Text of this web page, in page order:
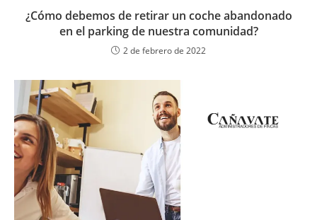
¿Cómo debemos de retirar un coche abandonado
en el parking de nuestra comunidad?
2 de febrero de 2022